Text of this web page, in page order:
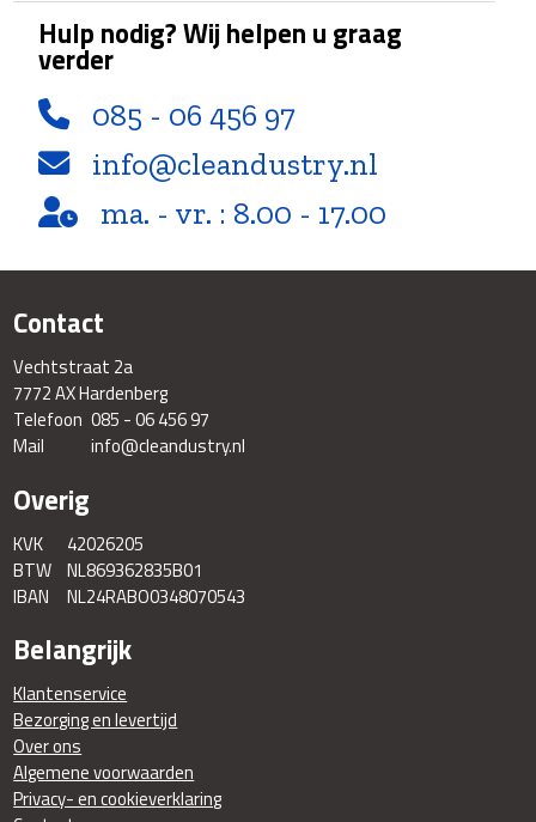
Hulp nodig? Wij helpen u graag
verder
085 - 06 456 97
info@cleandustry.nl
ma. - vr. : 8.00 - 17.00
Contact
Vechtstraat 2a
7772 AX Hardenberg
Telefoon 085 - 06 456 97
Mail
info@cleandustry.nl
Overig
KVK
42026205
BTW NL869362835B01
IBAN
NL24RABO0348070543
Belangrijk
Klantenservice
Bezorging en levertijd
Over ons
Algemene voorwaarden
Privacy- en cookieverklaring